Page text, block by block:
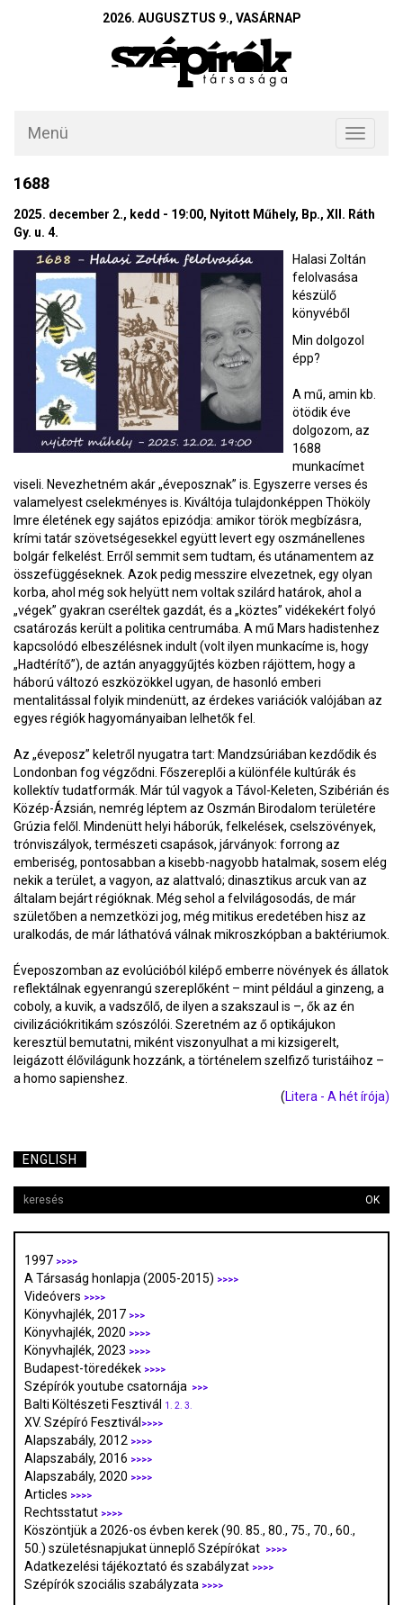
2026. AUGUSZTUS 9., VASÁRNAP
Toggle
Menü
1688
2025. december 2., kedd - 19:00, Nyitott Műhely, Bp., XII. Ráth
Gy. u. 4.
Halasi Zoltán
felolvasása
készülő
könyvéből
Min dolgozol
épp?
A mű, amin kb.
ötödik éve
dolgozom, az
1688
munkacímet
viseli. Nevezhetném akár „éveposznak” is. Egyszerre verses és
valamelyest cselekményes is. Kiváltója tulajdonképpen Thököly
Imre életének egy sajátos epizódja: amikor török megbízásra,
krími tatár szövetségesekkel együtt levert egy oszmánellenes
bolgár felkelést. Erről semmit sem tudtam, és utánamentem az
összefüggéseknek. Azok pedig messzire elvezetnek, egy olyan
korba, ahol még sok helyütt nem voltak szilárd határok, ahol a
„végek” gyakran cseréltek gazdát, és a „köztes” vidékekért folyó
csatározás került a politika centrumába. A mű Mars hadistenhez
kapcsolódó elbeszélésnek indult (volt ilyen munkacíme is, hogy
„Hadtérítő”), de aztán anyaggyűjtés közben rájöttem, hogy a
háború változó eszközökkel ugyan, de hasonló emberi
mentalitással folyik mindenütt, az érdekes variációk valójában az
egyes régiók hagyományaiban lelhetők fel.
Az „éveposz” keletről nyugatra tart: Mandzsúriában kezdődik és
Londonban fog végződni. Főszereplői a különféle kultúrák és
kollektív tudatformák. Már túl vagyok a Távol-Keleten, Szibérián és
Közép-Ázsián, nemrég léptem az Oszmán Birodalom területére
Grúzia felől. Mindenütt helyi háborúk, felkelések, cselszövények,
trónviszályok, természeti csapások, járványok: forrong az
emberiség, pontosabban a kisebb-nagyobb hatalmak, sosem elég
nekik a terület, a vagyon, az alattvaló; dinasztikus arcuk van az
általam bejárt régióknak. Még sehol a felvilágosodás, de már
születőben a nemzetközi jog, még mitikus eredetében hisz az
uralkodás, de már láthatóvá válnak mikroszkópban a baktériumok.
Éveposzomban az evolúcióból kilépő emberre növények és állatok
reflektálnak egyenrangú szereplőként – mint például a ginzeng, a
coboly, a kuvik, a vadszőlő, de ilyen a szakszaul is –, ők az én
civilizációkritikám szószólói. Szeretném az ő optikájukon
keresztül bemutatni, miként viszonyulhat a mi kizsigerelt,
leigázott élővilágunk hozzánk, a történelem szelfiző turistáihoz –
a homo sapienshez.
(Litera - A hét írója)
ENGLISH
OK
1997 >>>>
A Társaság honlapja (2005-2015) >>>>
Videóvers >>>>
Könyvhajlék, 2017 >>>
Könyvhajlék, 2020 >>>>
Könyvhajlék, 2023 >>>>
Budapest-töredékek >>>>
Szépírók youtube csatornája >>>
Balti Költészeti Fesztivál 1. 2. 3.
XV. Szépíró Fesztivál >>>>
Alapszabály, 2012 >>>>
Alapszabály, 2016 >>>>
Alapszabály, 2020 >>>>
Articles >>>>
Rechtsstatut >>>>
Köszöntjük a 2026-os évben kerek (90. 85., 80., 75., 70., 60.,
50.) születésnapjukat ünneplő Szépírókat
>>>>
Adatkezelési tájékoztató és szabályzat >>>>
Szépírók szociális szabályzata >>>>